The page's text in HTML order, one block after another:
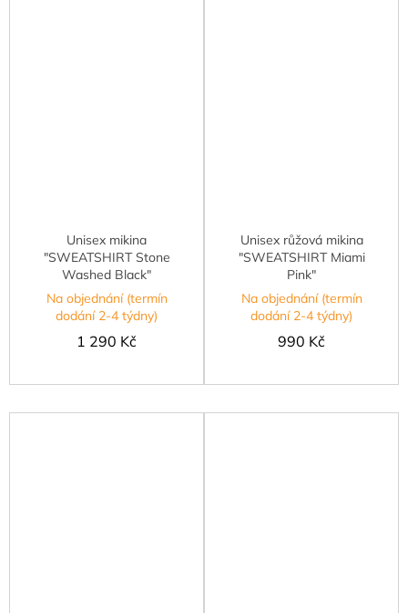
Unisex mikina
"SWEATSHIRT Stone
Washed Black"
Na objednání (termín
dodání 2-4 týdny)
1 290 Kč
Unisex růžová mikina
"SWEATSHIRT Miami
Pink"
Na objednání (termín
dodání 2-4 týdny)
990 Kč